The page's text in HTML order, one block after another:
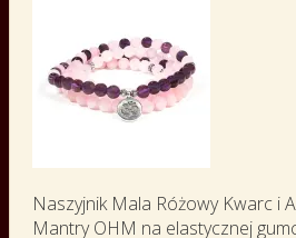
Naszyjnik Mala Różowy Kwarc i
Mantry OHM na elastycznej